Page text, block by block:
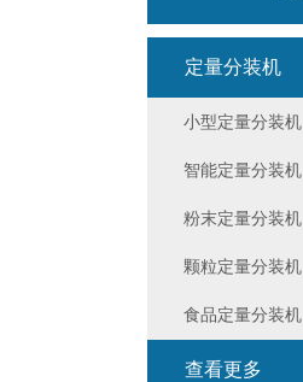
定量分装机
小型定量分装机
智能定量分装机
粉末定量分装机
颗粒定量分装机
食品定量分装机
查看更多